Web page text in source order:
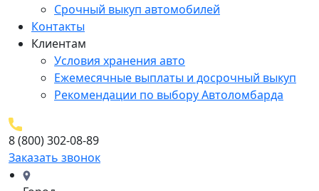
Срочный выкуп автомобилей
Контакты
Клиентам
Условия хранения авто
Ежемесячные выплаты и досрочный выкуп
Рекомендации по выбору Автоломбарда
8 (800) 302-08-89
Заказать звонок